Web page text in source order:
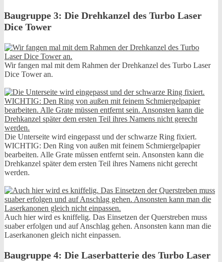
Baugruppe 3: Die Drehkanzel des Turbo Laser
Dice Tower
Wir fangen mal mit dem Rahmen der Drehkanzel des Turbo Laser
Dice Tower an.
Die Unterseite wird eingepasst und der schwarze Ring fixiert.
WICHTIG: Den Ring von außen mit feinem Schmiergelpapier
bearbeiten. Alle Grate müssen entfernt sein. Ansonsten kann die
Drehkanzel später dem ersten Teil ihres Namens nicht gerecht
werden.
Auch hier wird es kniffelig. Das Einsetzen der Querstreben muss
suaber erfolgen und auf Anschlag gehen. Ansonsten kann man die
Laserkanonen gleich nicht einpassen.
Baugruppe 4: Die Laserbatterie des Turbo Laser